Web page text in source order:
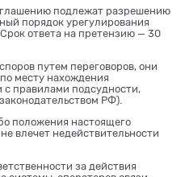
подлежат разрешению
порядок урегулирования
ответа на претензию — 30
путем переговоров, они
месту нахождения
с правилами подсудности,
РФ).
положения настоящего
влечет недействительности
за действия